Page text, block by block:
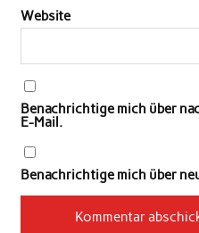
Website
Benachrichtige mich über
E-Mail.
Benachrichtige mich über